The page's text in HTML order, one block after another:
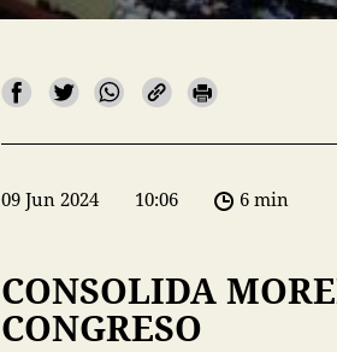
09 Jun 2024 10:06 6 min
CONSOLIDA
CONGRESO